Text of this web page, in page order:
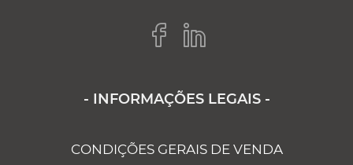
- INFORMAÇÕES LEGAIS -
CONDIÇÕES GERAIS DE VENDA